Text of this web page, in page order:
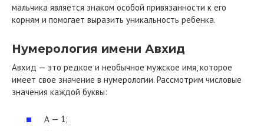
мальчика является знаком особой привязанности к его
корням и помогает выразить уникальность ребенка.
Нумерология имени Авхид
Авхид — это редкое и необычное мужское имя, которое
имеет свое значение в нумерологии. Рассмотрим числовые
значения каждой буквы:
А — 1;